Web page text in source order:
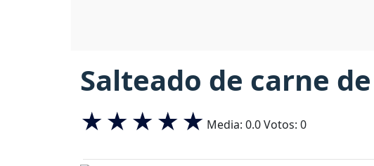
Salteado de carne
Media: 0.0Votos: 0